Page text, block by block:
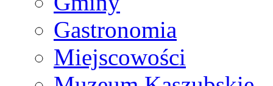
Gastronomia
Miejscowości